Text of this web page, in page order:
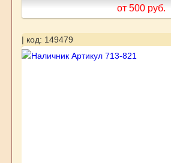
от 500 руб.
| код: 149479